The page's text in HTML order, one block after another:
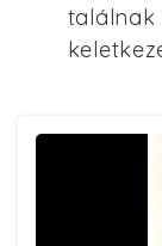
találnak